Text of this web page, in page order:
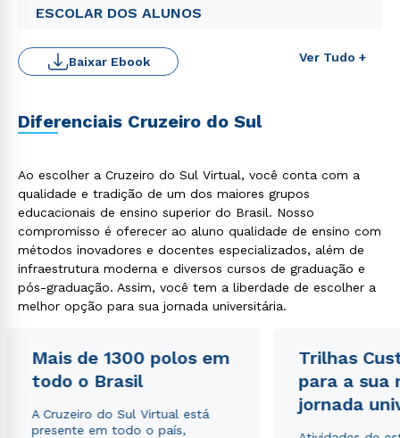
ESCOLAR DOS ALUNOS
Ver Tudo +
Baixar Ebook
Diferenciais Cruzeiro do Sul
Ao escolher a Cruzeiro do Sul Virtual, você conta com a
qualidade e tradição de um dos maiores grupos
educacionais de ensino superior do Brasil. Nosso
compromisso é oferecer ao aluno qualidade de ensino com
métodos inovadores e docentes especializados, além de
infraestrutura moderna e diversos cursos de graduação e
pós-graduação. Assim, você tem a liberdade de escolher a
melhor opção para sua jornada universitária.
Mais de 1300 polos em
todo o Brasil
A Cruzeiro do Sul Virtual está
presente em todo o país,
Trilhas
para a sua
jornada
Rápido e fácil
WhatsApp
ou
Política de Privacidade.
autorizo que meus dados sejam utilizados para o
envio de conteúdos da Cruzeiro do Sul.